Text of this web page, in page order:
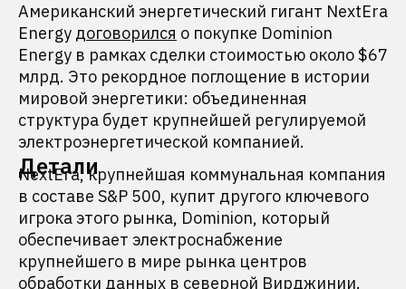
Американский энергетический гигант NextEra
Energy договорился о покупке Dominion
Energy в рамках сделки стоимостью около $67
млрд. Это рекордное поглощение в истории
мировой энергетики: объединенная
структура будет крупнейшей регулируемой
электроэнергетической компанией.
Детали
NextEra, крупнейшая коммунальная компания
в составе S&P 500, купит другого ключевого
игрока этого рынка, Dominion, который
обеспечивает электроснабжение
крупнейшего в мире рынка центров
обработки данных в северной Вирджинии.